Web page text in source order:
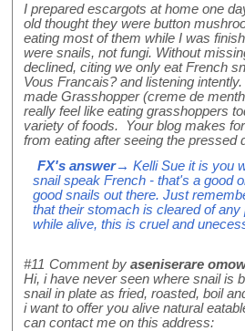
I prepared escargots at home one
old thought they were button
eating most of them while I was
were snails, not fungi. Without
declined, citing we only eat French
Vous Francais? and listening
made Grasshopper (creme de
really feel like eating grasshoppers
variety of foods. Your blog makes
from eating after seeing the pressed
FX's answer→ Kelli Sue it is you
snail speak French - that's a good
good snails out there. Just
that their stomach is cleared of
while alive, this is cruel and
#11 Comment by aseniserare
Hi, i have never seen where snail is
snail in plate as fried, roasted, boil
i want to offer you alive natural
can contact me on this address: